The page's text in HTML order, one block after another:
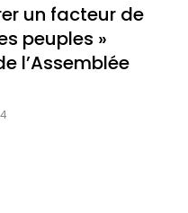
un facteur de
peuples »
l’Assemblée